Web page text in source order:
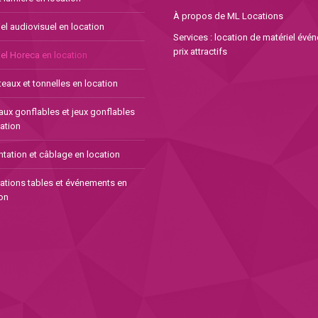
audiovisuel en location
Horeca en location
et tonnelles en location
gonflables et jeux gonflables
et câblage en location
tables et événements en
À propos de ML Locations
Services : location de matériel
prix attractifs